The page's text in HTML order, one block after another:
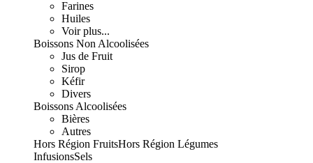
Farines
Huiles
Voir plus...
Boissons Non Alcoolisées
Jus de Fruit
Sirop
Kéfir
Divers
Boissons Alcoolisées
Bières
Autres
Hors Région FruitsHors Région Légumes
InfusionsSels